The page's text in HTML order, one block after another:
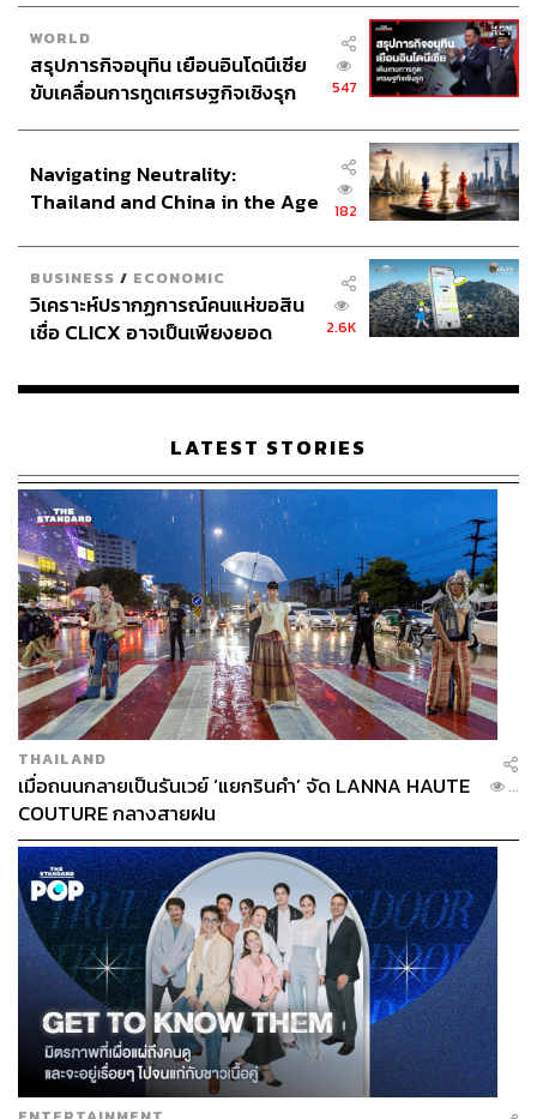
WORLD
สรุปภารกิจอนุทิน เยือนอินโดนีเซีย
ขับเคลื่อนการทูตเศรษฐกิจเชิงรุก
547
Navigating Neutrality:
Thailand and China in the Age
182
BUSINESS / ECONOMIC
วิเคราะห์ปรากฏการณ์คนแห่ขอสิน
เชื่อ CLICX อาจเป็นเพียงยอด
เรือนไทยที่ถูกซุกไว้
2.6K
LATEST STORIES
THAILAND
เมื่อถนนกลายเป็นรันเวย์ ‘แยกรินคำ’ จัด LANNA HAUTE
COUTURE กลางสายฝน
...